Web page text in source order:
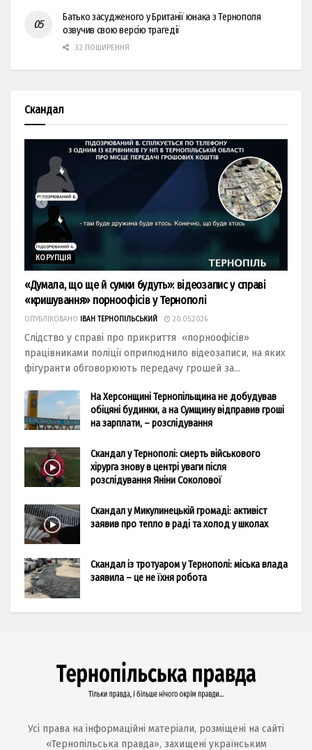
Батько засудженого у Британії юнака з Тернополя
озвучив свою версію трагедії
32 ПОШИРЕННЯ
Скандал
КОРУПЦІЯ
«Думала, що ще й сумки будуть»: відеозапис у справі
«кришування» порноофісів у Тернополі
ОПУБЛІКОВАНО ІВАН ТЕРНОПІЛЬСЬКИЙ 20.05.2026
Слідство у справі про прикриття «порноофісів»
працівниками поліції оприлюднило відеозаписи, на яких
фігуранти обговорюють передачу грошей за...
На Херсонщині Тернопільщина не добудував
обіцяні будинки, а на Сумщину відправив гроші
на зарплати, – розслідування
Скандал у Тернополі: смерть військового
хірурга знову в центрі уваги після
розслідування Яніни Соколової
Скандал у Микулинецькій громаді: активіст
заявив про тепло в раді та холод у школах
Скандал із тротуаром у Тернополі: міська влада
заявила – це не їхня робота
Усі права на інформаційні матеріали, розміщені на сайті
«Тернопільська правда», захищені українським